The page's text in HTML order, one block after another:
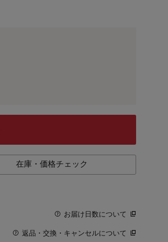
在庫・価格チェック
お届け日数について
返品・交換・キャンセルについて